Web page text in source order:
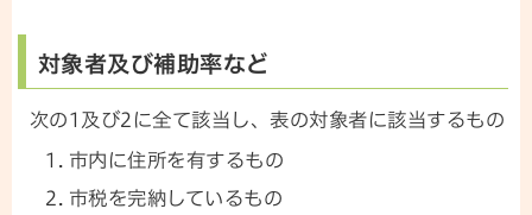
対象者及び補助率など
次の1及び2に全て該当し、表の対象者に該当するもの
市内に住所を有するもの
市税を完納しているもの